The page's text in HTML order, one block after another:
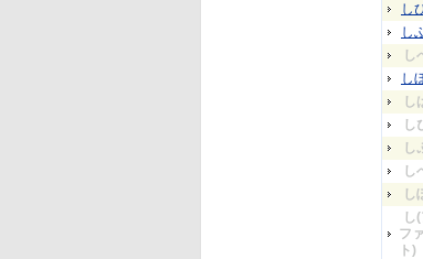
し
し
し
し
し
し
し
し
し
し
フ
ト)